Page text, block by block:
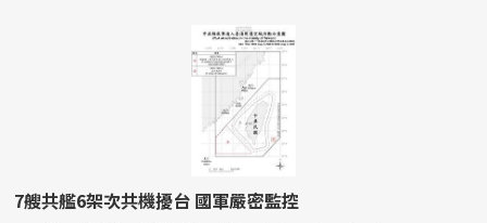
7艘共艦6架次共機擾台 國軍嚴密監控